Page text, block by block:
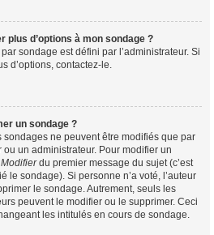
plus d’options à mon sondage ?
sondage est défini par l’administrateur. Si
d’options, contactez-le.
un sondage ?
ne peuvent être modifiés que par
ou un administrateur. Pour modifier un
Modifierdu premier message du sujet (c’est
le sondage). Si personne n’a voté, l’auteur
le sondage. Autrement, seuls les
peuvent le modifier ou le supprimer. Ceci
les intitulés en cours de sondage.